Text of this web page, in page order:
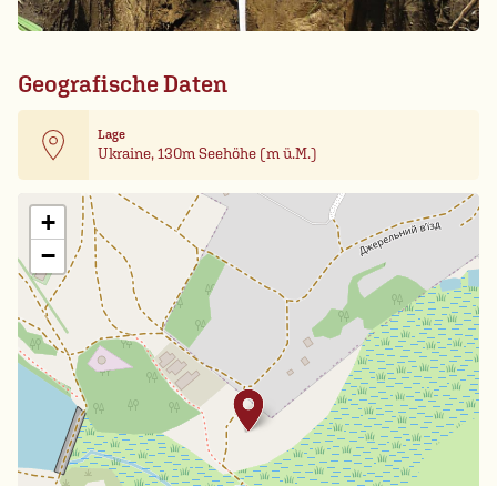
Geografische Daten
Lage
Ukraine, 130m Seehöhe (m ü.M.)
+
−